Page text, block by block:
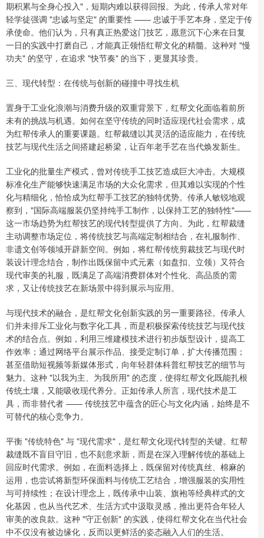
期积累与全身心投入"，短期内难以获得回报。为此，传承人常对年
轻学徒强调 "忠诚与坚定" 的重要性 —— 忠诚于手艺本身，坚定于传
承使命。他们认为，只有真正热爱这门技艺，愿意沉下心来在日复
一日的实践中打磨自己，才能真正领悟红帮文化的精髓。这种对 "慢
功夫" 的坚守，在追求 "快节奏" 的当下，更显其珍贵。
三、现代转型：在传统与创新的碰撞中寻找生机
置身于工业化浪潮与消费升级的双重背景下，红帮文化面临着前所
未有的挑战与机遇。如何在坚守传统的同时适应现代社会需求，成
为红帮传承人的重要课题。红帮裁缝以其灵活的适应能力，在传统
技艺与现代生活之间搭建起桥梁，让百年老手艺在当代焕发新生。
工业化的批量生产模式，曾对传统手工技艺造成巨大冲击。大规模
标准化生产能够快速满足市场的大众化需求，但其难以实现的个性
化与精细化，恰恰成为红帮手工技艺的独特优势。传承人敏锐地观
察到，"国际高端服装仍坚持纯手工制作，以保持工艺的独特性"——
这一市场趋势为红帮技艺的现代转型提供了方向。为此，红帮裁缝
主动调整市场定位，将传统技艺与高端定制相结合，在礼服制作、
非遗文创等领域开辟新空间。例如，将红帮传统剪裁技艺与现代时
装设计理念结合，制作出既保留中式元素（如盘扣、立领）又符合
现代审美的礼服，既满足了高端消费群体对个性化、高品质的需
求，又让传统技艺在新场景中得到展示与应用。
与现代技术的融合，是红帮文化创新实践的另一重要路径。传承人
们并未排斥工业化与数字化工具，而是积极探索传统技艺与现代技
术的结合点。例如，利用三维建模技术进行初步版型设计，提高工
作效率；通过网络平台展示作品、接受定制订单，扩大传播范围；
甚至借助短视频等新媒体形式，向年轻群体科普红帮技艺的细节与
魅力。这种 "以我为主、为我所用" 的态度，使得红帮文化既能扎根
传统土壤，又能吸收现代养分。正如传承人所言，现代技术是工
具，而非替代者 —— 传统技艺中蕴含的匠心与文化内涵，始终是不
可替代的核心竞争力。
平衡 "传统特色" 与 "现代需求"，是红帮文化现代转型的关键。红帮
裁缝既不盲目守旧，也不刻意求新，而是在深入理解传统的基础上
回应时代需求。例如，在面料选择上，既保留对传统真丝、棉麻的
运用，也尝试将新型环保面料与传统工艺结合，增强服装的实用性
与可持续性；在设计理念上，既传承中山装、旗袍等经典样式的文
化基因，也从当代艺术、生活方式中汲取灵感，推出更符合年轻人
审美的改良款。这种 "守正创新" 的实践，使得红帮文化在当代社会
中不仅没有被边缘化，反而以更鲜活的姿态融入人们的生活。